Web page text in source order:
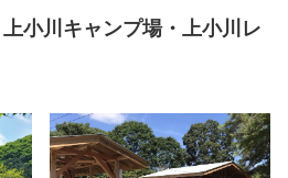
小川キャンプ場・上小川レ